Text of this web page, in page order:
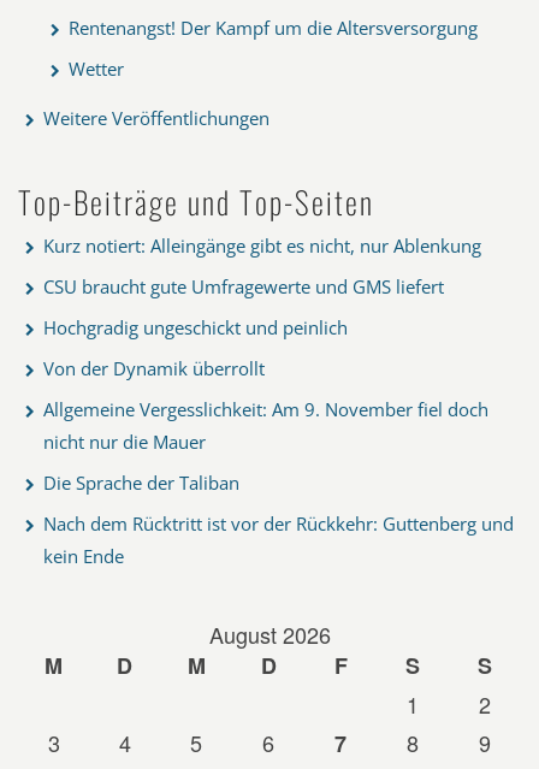
Rentenangst! Der Kampf um die Altersversorgung
Wetter
Weitere Veröffentlichungen
Top-Beiträge und Top-Seiten
Kurz notiert: Alleingänge gibt es nicht, nur Ablenkung
CSU braucht gute Umfragewerte und GMS liefert
Hochgradig ungeschickt und peinlich
Von der Dynamik überrollt
Allgemeine Vergesslichkeit: Am 9. November fiel doch
nicht nur die Mauer
Die Sprache der Taliban
Nach dem Rücktritt ist vor der Rückkehr: Guttenberg und
kein Ende
August 2026
M
D M D F S
S
1
2
3
4 5 6 7 8
9